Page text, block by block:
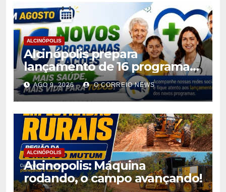
ALCINÓPOLIS
Alcinópolis prepara
lançamento de 16 programas
de saúde para ampliar
atendimento à população
AGO 9, 2026 O CORREIO NEWS
ALCINÓPOLIS
Alcinopolis: Máquina
rodando, o campo avançando!